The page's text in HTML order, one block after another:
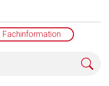
Fachinformation